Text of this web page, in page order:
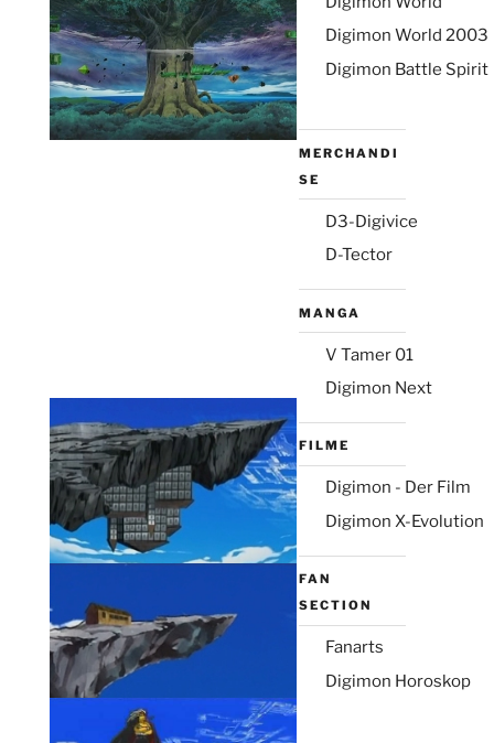
Digimon World 2003
Digimon Battle Spirit
MERCHANDI
SE
D3-Digivice
D-Tector
MANGA
V Tamer 01
Digimon Next
FILME
Digimon - Der Film
Digimon X-Evolution
FAN
SECTION
Fanarts
Digimon Horoskop